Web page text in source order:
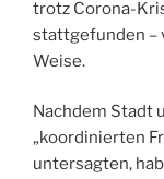
trotz Corona-
stattgefunden –
Weise.
Nachdem Stadt
„koordinierten
untersagten,